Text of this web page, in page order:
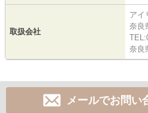
取扱会社
アイ
奈良
奈良
メールでお問い